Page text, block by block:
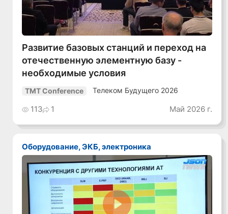
Развитие базовых станций и переход на
отечественную элементную базу -
необходимые условия
TMT Conference Телеком Будущего 2026
113 1 Май 2026 г.
Оборудование, ЭКБ, электроника